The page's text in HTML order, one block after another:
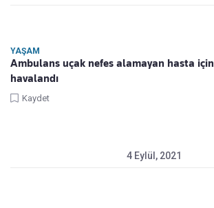
YAŞAM
Ambulans uçak nefes alamayan hasta için
havalandı
Kaydet
4 Eylül, 2021